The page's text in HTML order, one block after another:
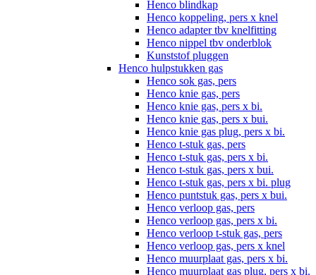
Henco blindkap
Henco koppeling, pers x knel
Henco adapter tbv knelfitting
Henco nippel tbv onderblok
Kunststof pluggen
Henco hulpstukken gas
Henco sok gas, pers
Henco knie gas, pers
Henco knie gas, pers x bi.
Henco knie gas, pers x bui.
Henco knie gas plug, pers x bi.
Henco t-stuk gas, pers
Henco t-stuk gas, pers x bi.
Henco t-stuk gas, pers x bui.
Henco t-stuk gas, pers x bi. plug
Henco puntstuk gas, pers x bui.
Henco verloop gas, pers
Henco verloop gas, pers x bi.
Henco verloop t-stuk gas, pers
Henco verloop gas, pers x knel
Henco muurplaat gas, pers x bi.
Henco muurplaat gas plug, pers x bi.